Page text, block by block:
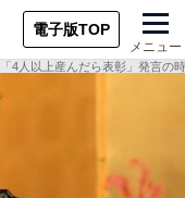
電子版TOP
メニュー
4人以上産んだら表彰」発言の